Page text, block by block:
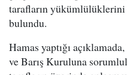
tarafların yükümlülüklerini
bulundu.
Hamas yaptığı
ve Barış Kuruluna